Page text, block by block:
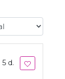
d.